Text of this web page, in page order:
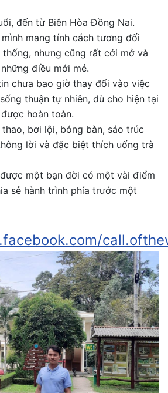
đến từ Biên Hòa Đồng Nai.
mang tính cách tương đối
nhưng cũng rất cởi mở và
điều mới mẻ.
chưa bao giờ thay đổi vào việc
thuận tự nhiên, dù cho hiện tại
hoàn toàn.
bơi lội, bóng bàn, sáo trúc
lời và đặc biệt thích uống trà
một bạn đời có một vài điểm
sẻ hành trình phía trước một